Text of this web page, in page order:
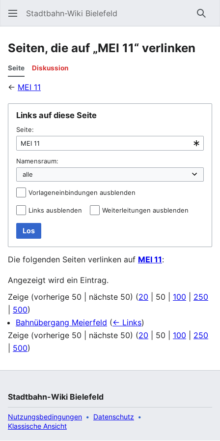
Stadtbahn-Wiki Bielefeld
Seiten, die auf „MEI 11“ verlinken
Seite Diskussion
← MEI 11
Links auf diese Seite
Seite:
Namensraum:
Vorlageneinbindungen ausblenden
Links ausblenden Weiterleitungen ausblenden
Los
Die folgenden Seiten verlinken auf MEI 11:
Angezeigt wird ein Eintrag.
Zeige (vorherige 50 nächste 50) (20 50 100
250
500)
Bahnübergang Meierfeld (← Links)
Zeige (vorherige 50 nächste 50) (20 50 100
250
500)
Stadtbahn-Wiki Bielefeld
Datenschutz
Nutzungsbedingungen
Klassische Ansicht